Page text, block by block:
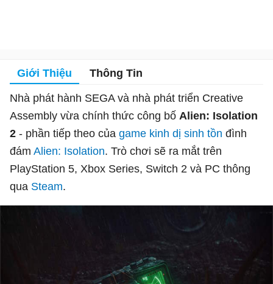
Giới Thiệu Thông Tin
Nhà phát hành SEGA và nhà phát triển Creative
Assembly vừa chính thức công bố Alien: Isolation
2 - phần tiếp theo của game kinh dị sinh tồn đình
đám Alien: Isolation. Trò chơi sẽ ra mắt trên
PlayStation 5, Xbox Series, Switch 2 và PC thông
qua Steam.